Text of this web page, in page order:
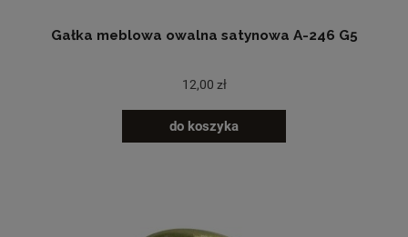
Gałka meblowa owalna satynowa A-246 G5
12,00 zł
do koszyka